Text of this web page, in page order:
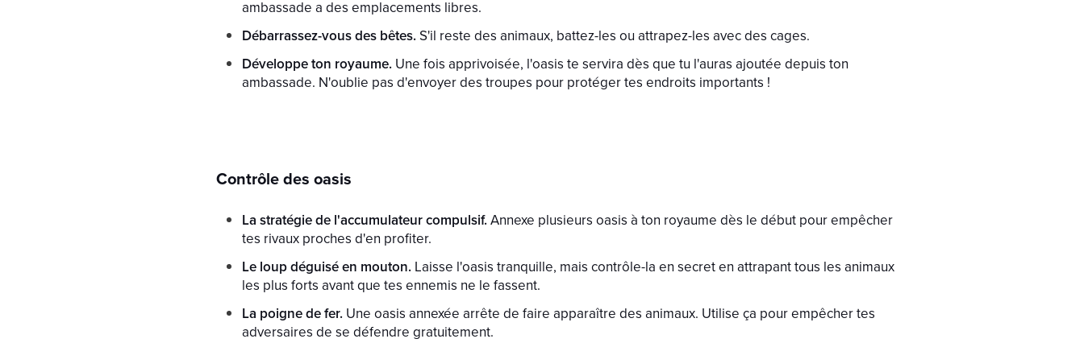
ambassade a des emplacements libres.
Débarrassez-vous des bêtes.S'il reste des animaux, battez-les ou attrapez-les avec des cages.
Développe ton royaume. Une fois apprivoisée, l'oasis te servira dès que tu l'auras ajoutée depuis ton
ambassade. N'oublie pas d'envoyer des troupes pour protéger tes endroits importants !
Contrôle des oasis
La stratégie de l'accumulateur compulsif.Annexe plusieurs oasis à ton royaume dès le début pour empêcher
tes rivaux proches d'en profiter.
Le loup déguisé en mouton. Laisse l'oasis tranquille, mais contrôle-la en secret en attrapant tous les animaux
les plus forts avant que tes ennemis ne le fassent.
La poigne de fer. Une oasis annexée arrête de faire apparaître des animaux. Utilise ça pour empêcher tes
adversaires de se défendre gratuitement.